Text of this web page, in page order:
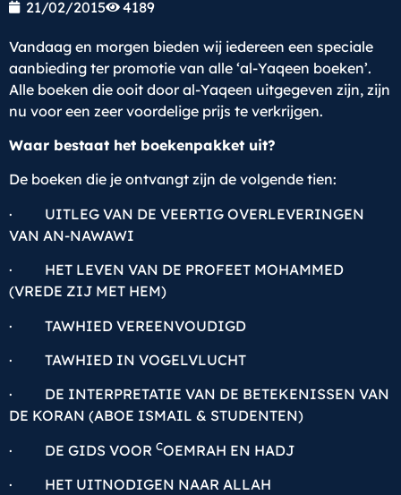
21/02/2015 4189
Vandaag en morgen bieden wij iedereen een speciale
aanbieding ter promotie van alle ‘al-Yaqeen boeken’.
Alle boeken die ooit door al-Yaqeen uitgegeven zijn, zijn
nu voor een zeer voordelige prijs te verkrijgen.
Waar bestaat het boekenpakket uit?
De boeken die je ontvangt zijn de volgende tien:
· UITLEG VAN DE VEERTIG OVERLEVERINGEN
VAN AN-NAWAWI
· HET LEVEN VAN DE PROFEET MOHAMMED
(VREDE ZIJ MET HEM)
· TAWHIED VEREENVOUDIGD
· TAWHIED IN VOGELVLUCHT
· DE INTERPRETATIE VAN DE BETEKENISSEN VAN
DE KORAN (ABOE ISMAIL & STUDENTEN)
· DE GIDS VOOR COEMRAH EN HADJ
· HET UITNODIGEN NAAR ALLAH